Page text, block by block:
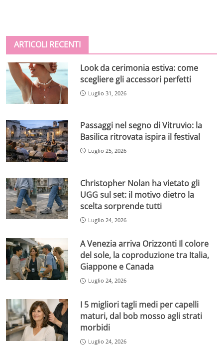
ARTICOLI RECENTI
Look da cerimonia estiva: come
scegliere gli accessori perfetti
Luglio 31, 2026
Passaggi nel segno di Vitruvio: la
Basilica ritrovata ispira il festival
Luglio 25, 2026
Christopher Nolan ha vietato gli
UGG sul set: il motivo dietro la
scelta sorprende tutti
Luglio 24, 2026
A Venezia arriva Orizzonti Il colore
del sole, la coproduzione tra Italia,
Giappone e Canada
Luglio 24, 2026
I 5 migliori tagli medi per capelli
maturi, dal bob mosso agli strati
morbidi
Luglio 24, 2026